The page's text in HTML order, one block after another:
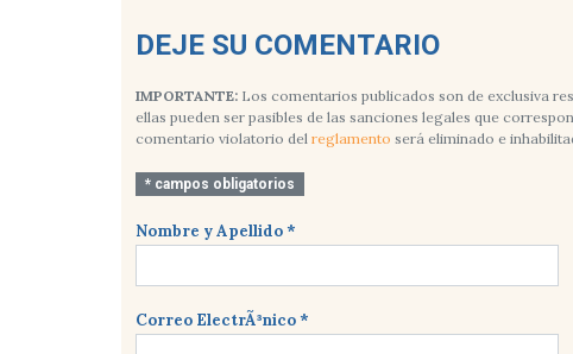
DEJE SU COMENTARIO
IMPORTANTE: Los comentarios publicados son de exclusiva
ellas pueden ser pasibles de las sanciones legales que
comentario violatorio del reglamento será eliminado e
* campos obligatorios
Nombre y Apellido *
Correo ElectrÃ³nico *